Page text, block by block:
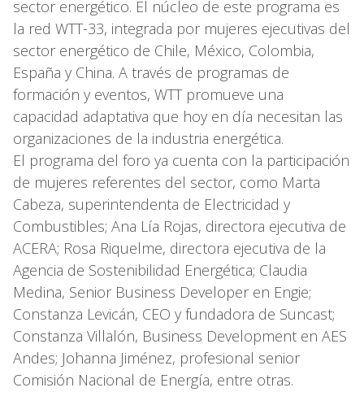
sector energético. El núcleo de este programa es
la red WTT-33, integrada por mujeres ejecutivas del
sector energético de Chile, México, Colombia,
España y China. A través de programas de
formación y eventos, WTT promueve una
capacidad adaptativa que hoy en día necesitan las
organizaciones de la industria energética.
El programa del foro ya cuenta con la participación
de mujeres referentes del sector, como Marta
Cabeza, superintendenta de Electricidad y
Combustibles; Ana Lía Rojas, directora ejecutiva de
ACERA; Rosa Riquelme, directora ejecutiva de la
Agencia de Sostenibilidad Energética; Claudia
Medina, Senior Business Developer en Engie;
Constanza Levicán, CEO y fundadora de Suncast;
Constanza Villalón, Business Development en AES
Andes; Johanna Jiménez, profesional senior
Comisión Nacional de Energía, entre otras.